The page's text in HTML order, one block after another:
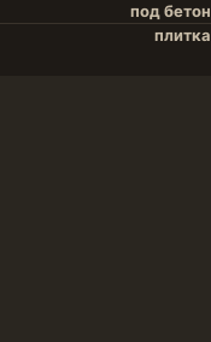
под бетон
плитка